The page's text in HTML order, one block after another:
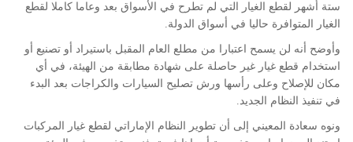
ستة أشهر لقطع الغيار التي لم تطرح في الأسواق بعد وعاما كاملا لقطع
الغيار المتوافرة حاليا في أسواق الدولة.
وأوضح أنه لن يسمح اعتبارا من مطلع العام المقبل باستيراد أو تصنيع أو
استخدام قطع غيار غير حاصلة على شهادة مطابقة من الهيئة، في أي
مكان للإصلاح وعلى رأسها ورش تصليح السيارات والكراجات بعد البدء
في تنفيذ النظام الجديد.
ونوه سعادة المعيني إلى أن تطوير النظام الإماراتي لقطع غيار المركبات